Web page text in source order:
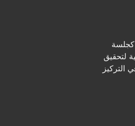
كجلسة
لتحقيق
التركيز